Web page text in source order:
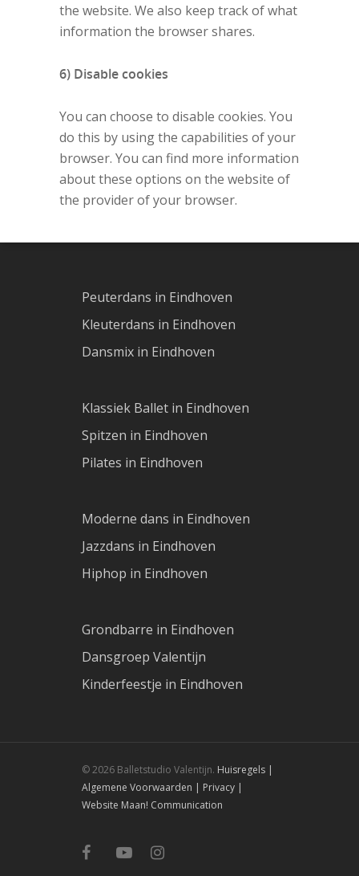
the website. We also keep track of what
information the browser shares.
6) Disable cookies
You can choose to disable cookies. You
do this by using the capabilities of your
browser. You can find more information
about these options on the website of
the provider of your browser.
Peuterdans in Eindhoven
Kleuterdans in Eindhoven
Dansmix in Eindhoven
Klassiek Ballet in Eindhoven
Spitzen in Eindhoven
Pilates in Eindhoven
Moderne dans in Eindhoven
Jazzdans in Eindhoven
Hiphop in Eindhoven
Grondbarre in Eindhoven
Dansgroep Valentijn
Kinderfeestje in Eindhoven
© 2026 Balletstudio Valentijn. Huisregels |
Algemene Voorwaarden | Privacy |
Website Maan! Communication